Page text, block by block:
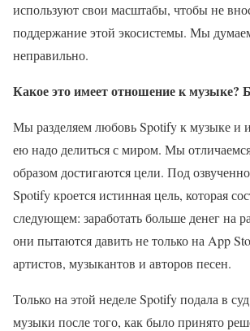
используют свои масштабы, чтобы не
поддержание этой экосистемы. Мы
неправильно.
Какое это имеет отношение к музыке?
Мы разделяем любовь Spotify к музыке и
ею надо делиться с миром. Мы
образом достигаются цели. Под
Spotify кроется истинная цель, которая
следующем: заработать больше денег на
они пытаются давить не только на App
артистов, музыкантов и авторов песен.
Только на этой неделе Spotify подала в
музыки после того, как было принято